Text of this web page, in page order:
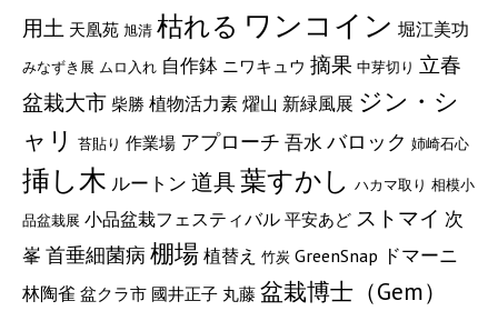
用土 天凰苑 旭清 枯れる ワンコイン 堀江美功
みなずき展 ムロ入れ 自作鉢 ニワキュウ 摘果 中芽切り 立春
盆栽大市 柴勝 植物活力素燿山 新緑風展 ジン・シ
ャリ 苔貼り 作業場 アプローチ 吾水 バロック 姉崎石心
挿し木 ルートン 道具葉すかし ハカマ取り 相模小
品盆栽展 小品盆栽フェスティバル 平安あど ストマイ 次
峯 首垂細菌病 棚場 植替え 竹炭 GreenSnap ドマーニ
林陶雀 盆クラ市 國井正子 丸藤 盆栽博士（Gem）